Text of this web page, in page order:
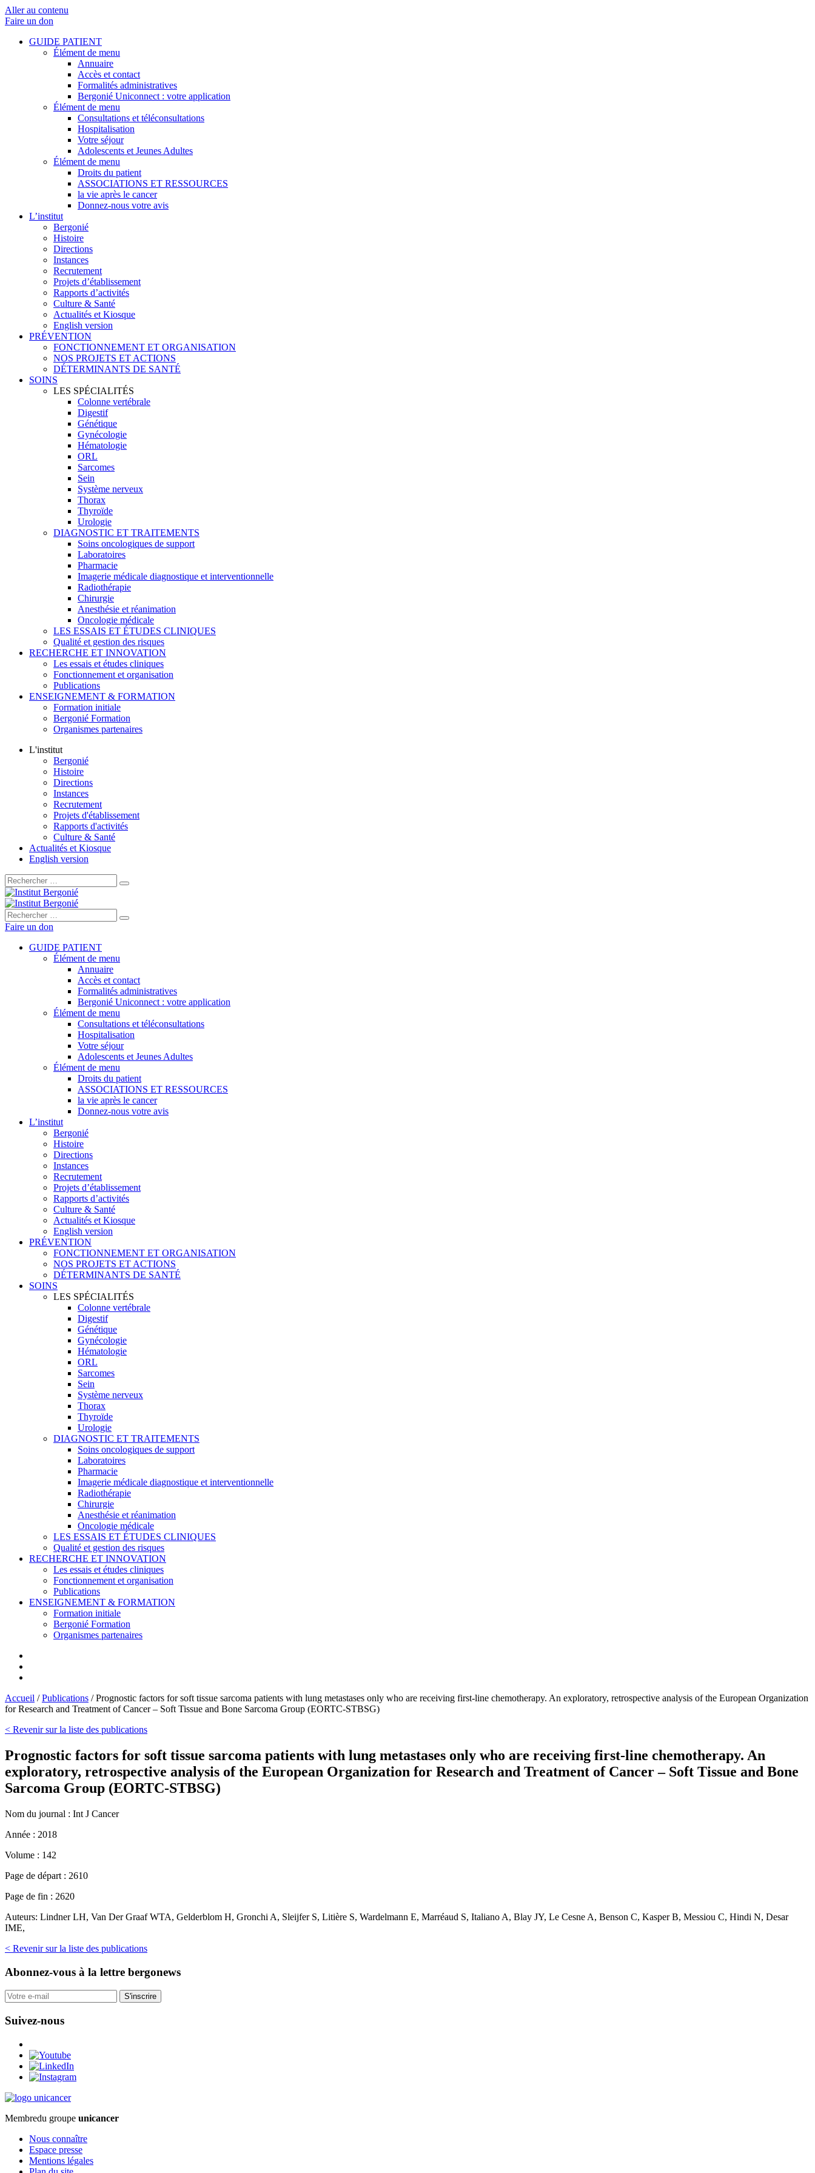
Aller au contenu
Faire un don
GUIDE PATIENT
Élément de menu
Annuaire
Accès et contact
Formalités administratives
Bergonié Uniconnect : votre application
Élément de menu
Consultations et téléconsultations
Hospitalisation
Votre séjour
Adolescents et Jeunes Adultes
Élément de menu
Droits du patient
ASSOCIATIONS ET RESSOURCES
la vie après le cancer
Donnez-nous votre avis
L’institut
Bergonié
Histoire
Directions
Instances
Recrutement
Projets d’établissement
Rapports d’activités
Culture & Santé
Actualités et Kiosque
English version
PRÉVENTION
FONCTIONNEMENT ET ORGANISATION
NOS PROJETS ET ACTIONS
DÉTERMINANTS DE SANTÉ
SOINS
LES SPÉCIALITÉS
Colonne vertébrale
Digestif
Génétique
Gynécologie
Hématologie
ORL
Sarcomes
Sein
Système nerveux
Thorax
Thyroïde
Urologie
DIAGNOSTIC ET TRAITEMENTS
Soins oncologiques de support
Laboratoires
Pharmacie
Imagerie médicale diagnostique et interventionnelle
Radiothérapie
Chirurgie
Anesthésie et réanimation
Oncologie médicale
LES ESSAIS ET ÉTUDES CLINIQUES
Qualité et gestion des risques
RECHERCHE ET INNOVATION
Les essais et études cliniques
Fonctionnement et organisation
Publications
ENSEIGNEMENT & FORMATION
Formation initiale
Bergonié Formation
Organismes partenaires
L'institut
Bergonié
Histoire
Directions
Instances
Recrutement
Projets d'établissement
Rapports d'activités
Culture & Santé
Actualités et Kiosque
English version
Rechercher :
Rechercher :
Faire un don
GUIDE PATIENT
Élément de menu
Annuaire
Accès et contact
Formalités administratives
Bergonié Uniconnect : votre application
Élément de menu
Consultations et téléconsultations
Hospitalisation
Votre séjour
Adolescents et Jeunes Adultes
Élément de menu
Droits du patient
ASSOCIATIONS ET RESSOURCES
la vie après le cancer
Donnez-nous votre avis
L’institut
Bergonié
Histoire
Directions
Instances
Recrutement
Projets d’établissement
Rapports d’activités
Culture & Santé
Actualités et Kiosque
English version
PRÉVENTION
FONCTIONNEMENT ET ORGANISATION
NOS PROJETS ET ACTIONS
DÉTERMINANTS DE SANTÉ
SOINS
LES SPÉCIALITÉS
Colonne vertébrale
Digestif
Génétique
Gynécologie
Hématologie
ORL
Sarcomes
Sein
Système nerveux
Thorax
Thyroïde
Urologie
DIAGNOSTIC ET TRAITEMENTS
Soins oncologiques de support
Laboratoires
Pharmacie
Imagerie médicale diagnostique et interventionnelle
Radiothérapie
Chirurgie
Anesthésie et réanimation
Oncologie médicale
LES ESSAIS ET ÉTUDES CLINIQUES
Qualité et gestion des risques
RECHERCHE ET INNOVATION
Les essais et études cliniques
Fonctionnement et organisation
Publications
ENSEIGNEMENT & FORMATION
Formation initiale
Bergonié Formation
Organismes partenaires
Accueil /Publications /Prognostic factors for soft tissue sarcoma patients with lung metastases only who are receiving first-line chemotherapy. An exploratory, retrospective analysis of the European Organization
for Research and Treatment of Cancer – Soft Tissue and Bone Sarcoma Group (EORTC-STBSG)
< Revenir sur la liste des publications
Prognostic factors for soft tissue sarcoma patients with lung metastases only who are receiving first-line chemotherapy. An
exploratory, retrospective analysis of the European Organization for Research and Treatment of Cancer – Soft Tissue and Bone
Sarcoma Group (EORTC-STBSG)
Nom du journal : Int J Cancer
Année : 2018
Volume : 142
Page de départ : 2610
Page de fin : 2620
Auteurs: Lindner LH, Van Der Graaf WTA, Gelderblom H, Gronchi A, Sleijfer S, Litière S, Wardelmann E, Marréaud S, Italiano A, Blay JY, Le Cesne A, Benson C, Kasper B, Messiou C, Hindi N, Desar
IME,
< Revenir sur la liste des publications
Abonnez-vous à la lettre bergonews
S'inscrire
Suivez-nous
Membredu groupe unicancer
Nous connaître
Espace presse
Mentions légales